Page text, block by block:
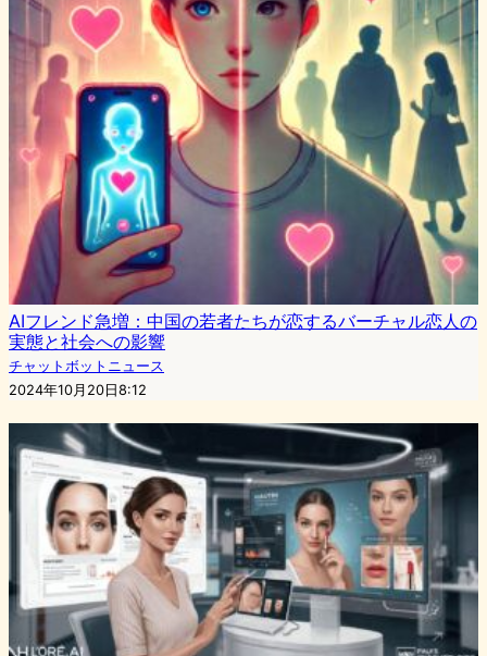
AIフレンド急増：中国の若者たちが恋するバーチャル恋人の
実態と社会への影響
チャットボットニュース
2024年10月20日8:12